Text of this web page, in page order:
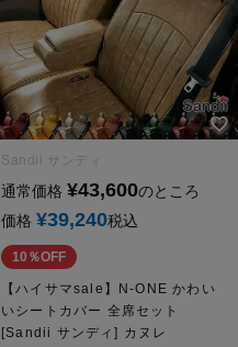
Sandii サンディ
通常価格 ¥43,600のところ
価格 ¥39,240税込
10％OFF
【ハイサマsale】N-ONE かわい
いシートカバー 全席セット
[Sandii サンディ] カヌレ